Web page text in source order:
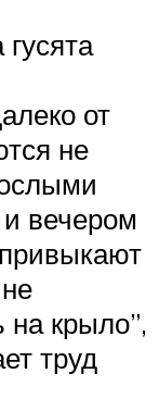
от
не
вечером
на крыло”,
труд